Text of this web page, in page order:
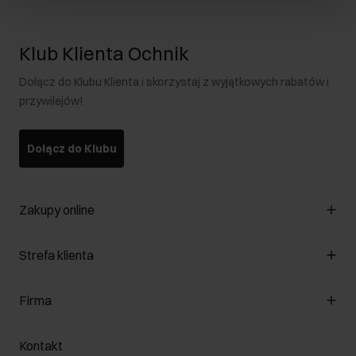
Klub Klienta Ochnik
Dołącz do Klubu Klienta i skorzystaj z wyjątkowych rabatów i
przywilejów!
Dołącz do Klubu
Zakupy online
Zarządzaj cookies
Formy płatności
Jak dokonać zwrotu?
Strefa klienta
Klub Klienta
Zwróć produkty
Firma
O nas
Kontakt